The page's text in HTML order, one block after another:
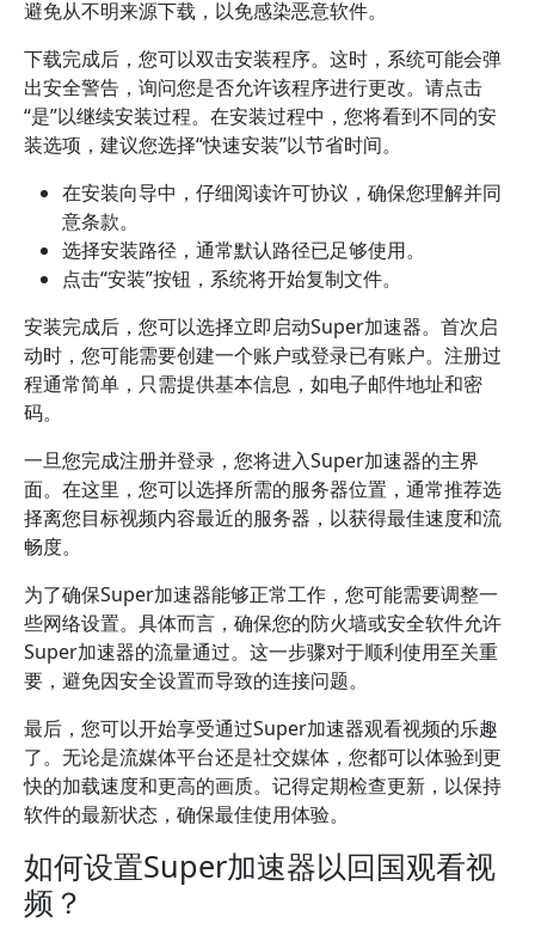
避免从不明来源下载，以免感染恶意软件。
下载完成后，您可以双击安装程序。这时，系统可能会弹
出安全警告，询问您是否允许该程序进行更改。请点击
“是”以继续安装过程。在安装过程中，您将看到不同的安
装选项，建议您选择“快速安装”以节省时间。
在安装向导中，仔细阅读许可协议，确保您理解并同
意条款。
选择安装路径，通常默认路径已足够使用。
点击“安装”按钮，系统将开始复制文件。
安装完成后，您可以选择立即启动Super加速器。首次启
动时，您可能需要创建一个账户或登录已有账户。注册过
程通常简单，只需提供基本信息，如电子邮件地址和密
码。
一旦您完成注册并登录，您将进入Super加速器的主界
面。在这里，您可以选择所需的服务器位置，通常推荐选
择离您目标视频内容最近的服务器，以获得最佳速度和流
畅度。
为了确保Super加速器能够正常工作，您可能需要调整一
些网络设置。具体而言，确保您的防火墙或安全软件允许
Super加速器的流量通过。这一步骤对于顺利使用至关重
要，避免因安全设置而导致的连接问题。
最后，您可以开始享受通过Super加速器观看视频的乐趣
了。无论是流媒体平台还是社交媒体，您都可以体验到更
快的加载速度和更高的画质。记得定期检查更新，以保持
软件的最新状态，确保最佳使用体验。
如何设置Super加速器以回国观看视
频？